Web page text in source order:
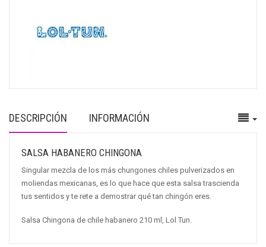
DESCRIPCIÓN INFORMACIÓN
SALSA HABANERO CHINGONA
Singular mezcla de los más chungones chiles pulverizados en
moliendas mexicanas, es lo que hace que esta salsa trascienda
tus sentidos y te rete a demostrar qué tan chingón eres.
Salsa Chingona de chile habanero 210 ml, Lol Tun.